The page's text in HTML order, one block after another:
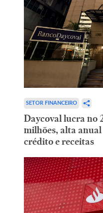
SETOR FINANCEIRO
Daycoval lucra no
milhões, alta anual
crédito e receitas